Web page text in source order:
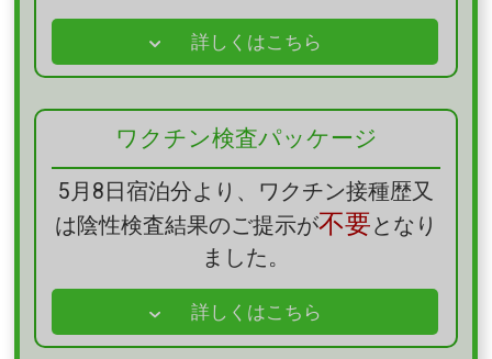
販売停止
詳しくはこちら
ワクチン検査パッケージ
5月8日宿泊分より、ワクチン接種歴又
は陰性検査結果のご提示が不要となり
ました。
詳しくはこちら